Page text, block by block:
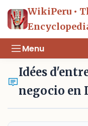
WikiPeru •
Menu
Idées
negocio en